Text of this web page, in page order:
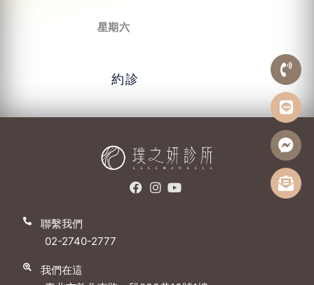
星期六
約診
聯繫我們
02-2740-2777
我們在這